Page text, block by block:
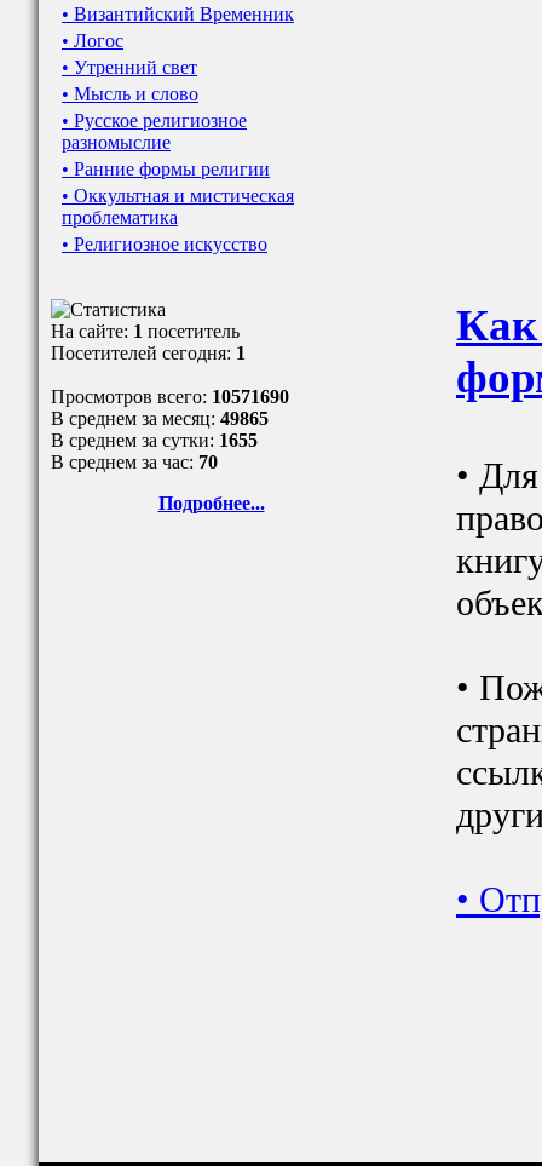
• Византийский Временник
• Логос
• Утренний свет
• Мысль и слово
• Русское религиозное
разномыслие
• Ранние формы религии
• Оккультная и мистическая
проблематика
• Религиозное искусство
На сайте: 1 посетитель
Посетителей сегодня: 1
Просмотров всего: 10571690
В среднем за месяц: 49865
В среднем за сутки: 1655
В среднем за час: 70
Подробнее...
Как
•
•
•